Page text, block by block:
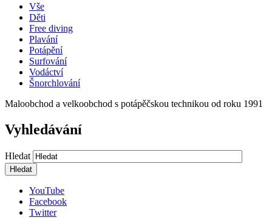
Vše
Děti
Free diving
Plavání
Potápění
Surfování
Vodáctví
Šnorchlování
Maloobchod a velkoobchod s potápěčskou technikou od roku 1991
Vyhledávání
Hledat
YouTube
Facebook
Twitter